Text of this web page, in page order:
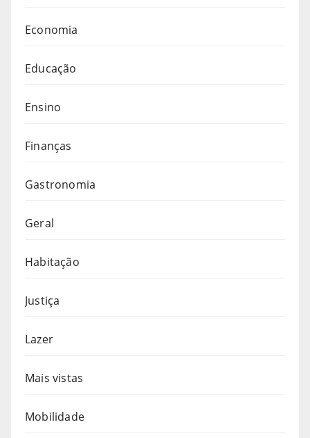
Economia
Educação
Ensino
Finanças
Gastronomia
Geral
Habitação
Justiça
Lazer
Mais vistas
Mobilidade